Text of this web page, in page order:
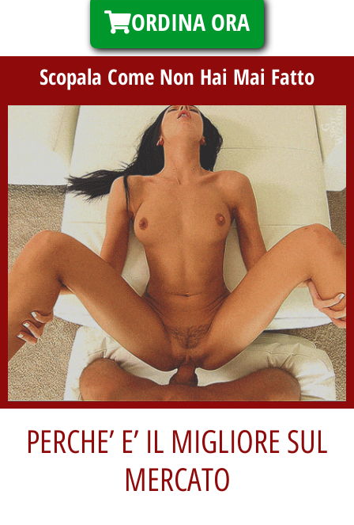
ORDINA ORA
Scopala Come Non Hai Mai Fatto
PERCHE’ E’ IL MIGLIORE SUL
MERCATO